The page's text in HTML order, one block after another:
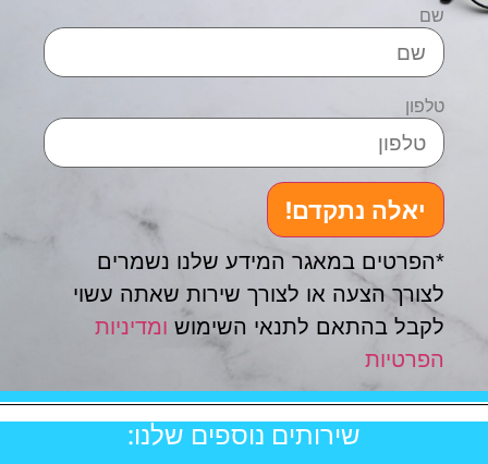
שם
טלפון
יאלה נתקדם!
*הפרטים במאגר המידע שלנו נשמרים
לצורך הצעה או לצורך שירות שאתה עשוי
לקבל בהתאם לתנאי השימוש ומדיניות
הפרטיות
שירותים נוספים שלנו: